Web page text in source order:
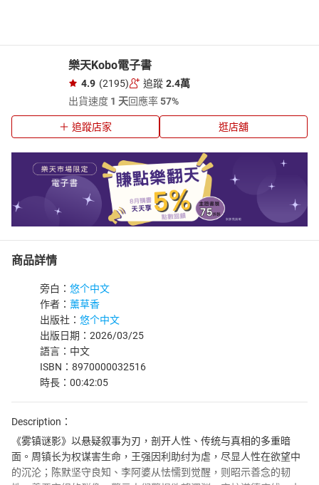
樂天Kobo電子書
4.9 (2195) 追蹤 2.4萬
出貨速度 1 天回應率57%
追蹤店家 逛店舖
商品詳情
旁白： 悠个中文
作者： 薰草香
出版社： 悠个中文
出版日期：2026/03/25
語言：中文
ISBN：8970000032516
時長：00:42:05
Description：
《雾镇谜影》以悬疑叙事为刃，剖开人性、传统与真相的多重暗
面。周镇长为权谋害生命，王强因利助纣为虐，尽显人性在欲望中
的沉沦；陈默坚守良知、李阿婆从怯懦到觉醒，则昭示善念的韧